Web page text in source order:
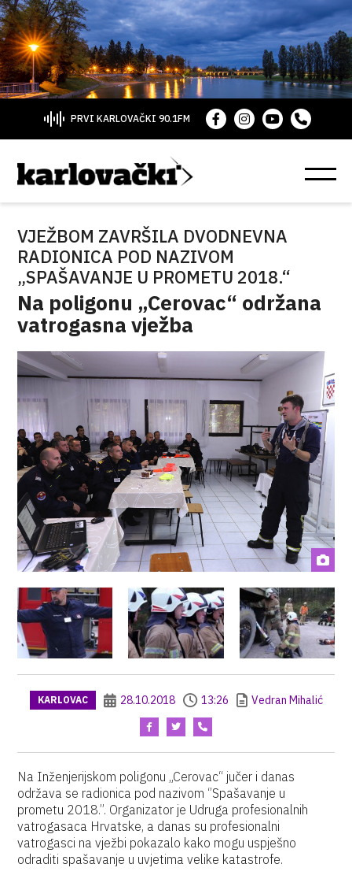
PRVI KARLOVAČKI 90.1FM
VJEŽBOM ZAVRŠILA DVODNEVNA
RADIONICA POD NAZIVOM
„SPAŠAVANJE U PROMETU 2018.“
Na poligonu „Cerovac“ održana
vatrogasna vježba
KARLOVAC 28.10.2018 13:26 Vedran Mihalić
Na Inženjerijskom poligonu „Cerovac“ jučer i danas
održava se radionica pod nazivom ‘’Spašavanje u
prometu 2018.’’. Organizator je Udruga profesionalnih
vatrogasaca Hrvatske, a danas su profesionalni
vatrogasci na vježbi pokazalo kako mogu uspješno
odraditi spašavanje u uvjetima velike katastrofe.